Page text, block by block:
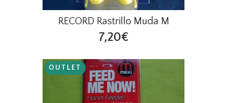
RECORD Rastrillo Muda M
7,20€
OUTLET